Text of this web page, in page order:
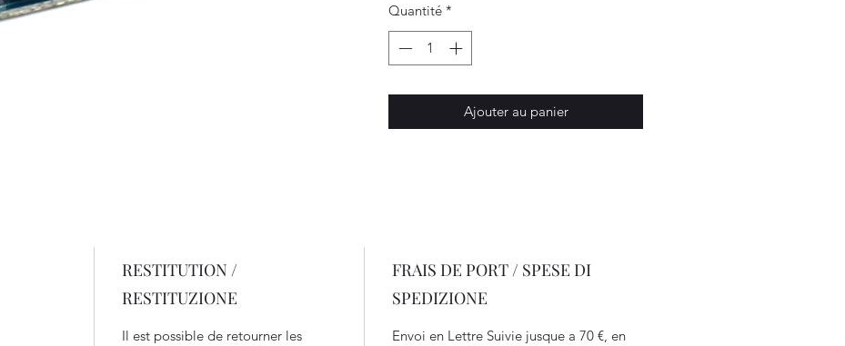
Quantité *
Ajouter au panier
RESTITUTION /
RESTITUZIONE
Il est possible de retourner les
FRAIS DE PORT / SPESE DI
SPEDIZIONE
Envoi en Lettre Suivie jusque a 70 €, en